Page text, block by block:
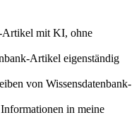
Artikel mit KI, ohne
Artikel eigenständig
von Wissensdatenbank-
in meine